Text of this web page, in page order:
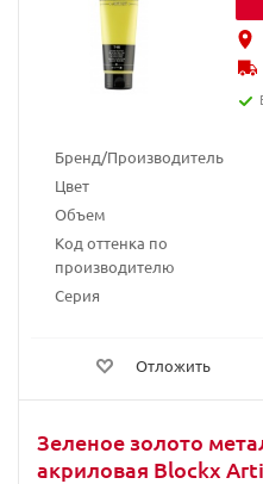
Бренд/Производитель
Цвет
Объем
Код оттенка по
производителю
Серия
Отложить
Зеленое золото
акриловая Blockx